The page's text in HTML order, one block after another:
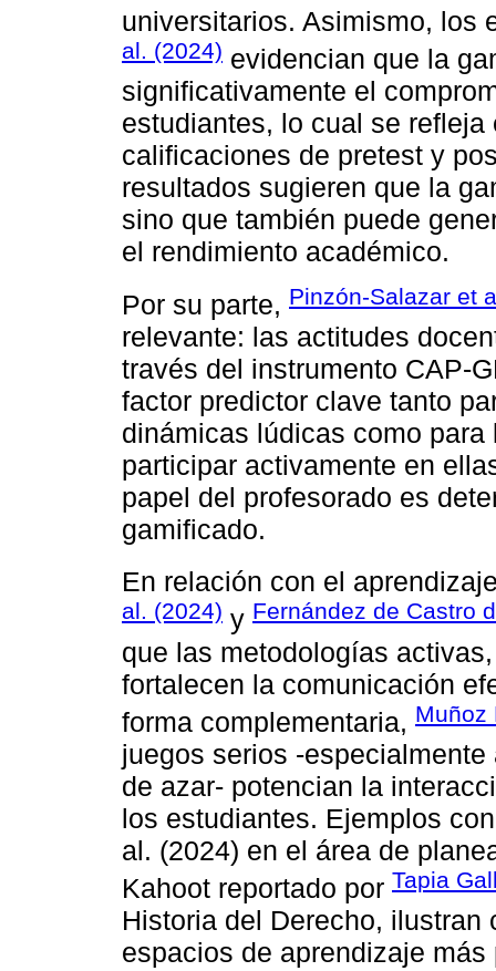
universitarios. Asimismo, los
al. (2024) evidencian que la
significativamente el
estudiantes, lo cual se
calificaciones de pretest y
resultados sugieren que la
sino que también puede
el rendimiento académico.
Por su parte, Pinzón-Salazar et
relevante: las actitudes
través del instrumento CAP-
factor predictor clave tanto
dinámicas lúdicas como
participar activamente en
papel del profesorado es
gamificado.
En relación con el
al. (2024) y Fernández de Castro
que las metodologías
fortalecen la comunicación
forma complementaria, Muñoz
juegos serios -
de azar- potencian la
los estudiantes. Ejemplos
al. (2024) en el área de
Kahoot reportado por Tapia
Historia del Derecho,
espacios de aprendizaje